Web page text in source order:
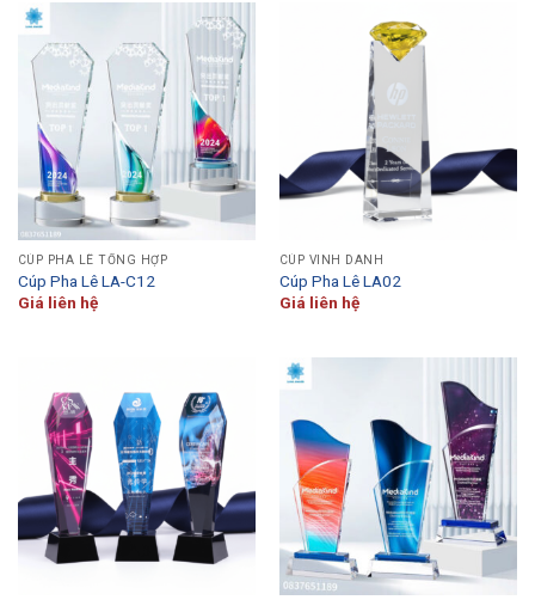
CÚP PHA LÊ TỔNG HỢP
Cúp Pha Lê LA-C12
Giá liên hệ
CÚP VINH DANH
Cúp Pha Lê LA02
Giá liên hệ